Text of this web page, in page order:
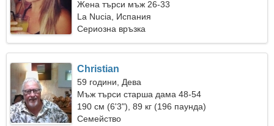
Жена търси мъж 26-33
La Nucia, Испания
Сериозна връзка
Christian
59 години, Дева
Мъж търси старша дама 48-54
190 см (6'3"), 89 кг (196 паунда)
Семейство